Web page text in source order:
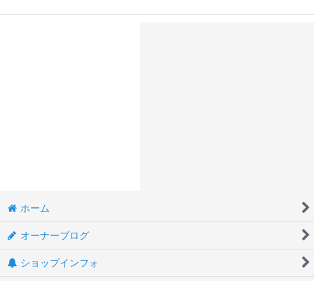
ホーム
オーナーブログ
ショップインフォ